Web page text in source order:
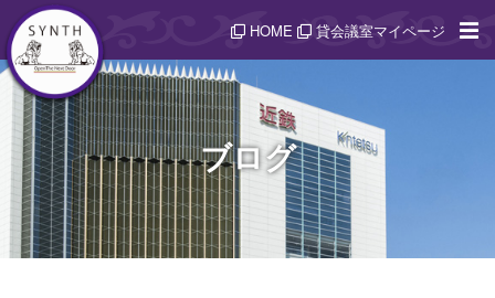
HOME 貸会議室マイページ
ブログ